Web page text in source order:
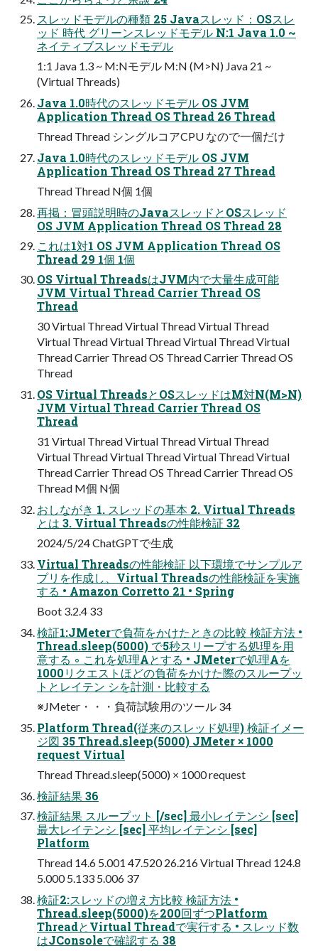
スレッドモデルの種類 25 Javaスレッド：OSスレ
ッド 時代 グリーンスレッドモデル N:1 Java 1.0 ~
ネイティブスレッドモデル
1:1 Java 1.3 ~ M:Nモデル M:N (M>N) Java 21 ~
(Virtual Threads)
Java 1.0時代のスレッドモデル OS JVM
Application Thread OS Thread 26 Thread
Thread Thread シングルコアCPU なので一個だけ
Java 1.0時代のスレッドモデル OS JVM
Application Thread OS Thread 27 Thread
Thread Thread N個 1個
再掲：冒頭説明時のJavaスレッドとOSスレッド
OS JVM Application Thread OS Thread 28
これは1対1 OS JVM Application Thread OS
Thread 29 1個 1個
OS Virtual ThreadsはJVM内で大量生成可能
JVM Virtual Thread Carrier Thread OS
Thread
30 Virtual Thread Virtual Thread Virtual Thread
Virtual Thread Virtual Thread Virtual Thread Virtual
Thread Carrier Thread OS Thread Carrier Thread OS
Thread
OS Virtual ThreadsとOSスレッドはM対N(M>N)
JVM Virtual Thread Carrier Thread OS
Thread
31 Virtual Thread Virtual Thread Virtual Thread
Virtual Thread Virtual Thread Virtual Thread Virtual
Thread Carrier Thread OS Thread Carrier Thread OS
Thread M個 N個
おしながき 1. スレッドの基本 2. Virtual Threads
とは 3. Virtual Threadsの性能検証 32
2024/5/24 ChatGPTで生成
Virtual Threadsの性能検証 以下環境でサンプルア
プリを作成し、Virtual Threadsの性能検証を実施
する • Amazon Corretto 21 • Spring
Boot 3.2.4 33
検証1:JMeterで負荷をかけたときの比較 検証方法 •
Thread.sleep(5000) で5秒スリープする処理を用
意する ◦ これを処理Aとする • JMeterで処理Aを
1000リクエストほどの負荷をかけた際のスループッ
トとレイテン シを計測・比較する
※JMeter・・・負荷試験用のツール 34
Platform Thread(従来のスレッド処理) 検証イメー
ジ図 35 Thread.sleep(5000) JMeter × 1000
request Virtual
Thread Thread.sleep(5000) × 1000 request
検証結果 36
検証結果 スループット [/sec] 最小レイテンシ [sec]
最大レイテンシ [sec] 平均レイテンシ [sec]
Platform
Thread 14.6 5.001 47.520 26.216 Virtual Thread 124.8
5.000 5.133 5.006 37
検証2:スレッドの増え方比較 検証方法 •
Thread.sleep(5000)を200回ずつPlatform
ThreadとVirtual Threadで実行する • スレッド数
はJConsoleで確認する 38